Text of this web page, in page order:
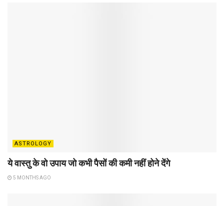
ASTROLOGY
ये वास्तु के वो उपाय जो कभी पैसों की कमी नहीं होने देंगे
5 MONTHS AGO